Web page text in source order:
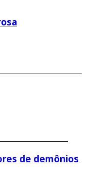
de demônios